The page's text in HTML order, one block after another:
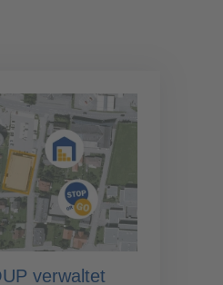
verwaltet